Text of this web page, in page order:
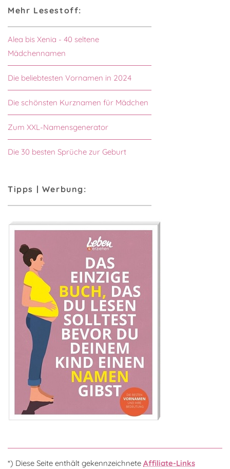
Mehr Lesestoff:
Alea bis Xenia - 40 seltene
Mädchennamen
Die beliebtesten Vornamen in 2024
Die schönsten Kurznamen für Mädchen
Zum XXL-Namensgenerator
Die 30 besten Sprüche zur Geburt
Tipps | Werbung:
*) Diese Seite enthält gekennzeichnete Affiliate-Links